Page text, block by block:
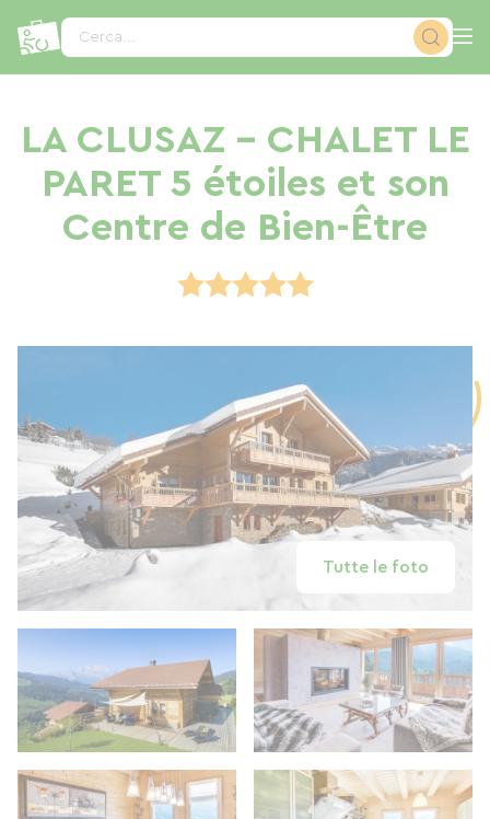
Cerca...
LA CLUSAZ - CHALET LE
PARET 5 étoiles et son
Centre de Bien-Être
Tutte le foto
Pannello di gestione dei cookies